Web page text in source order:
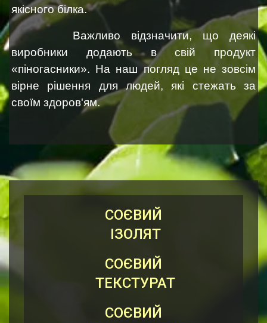
якісного білка.
Важливо відзначити, що деякі
виробники додають в свій продукт
«піногасники». На наш погляд це не зовсім
вірне рішення для людей, які стежать за
своїм здоров'ям.
СОЄВИЙ
ІЗОЛЯТ
СОЄВИЙ
ТЕКСТУРАТ
СОЄВИЙ